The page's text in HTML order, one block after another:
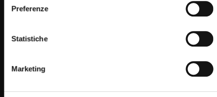
Preferenze
Statistiche
Marketing
08:46
Settembre 2024)